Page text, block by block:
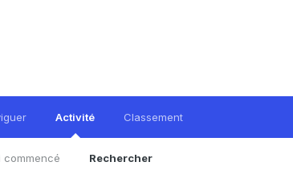
Activité
commencé Rechercher
Classement